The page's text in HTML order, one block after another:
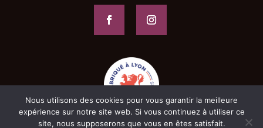
Nous utilisons des cookies pour vous garantir la meilleure
expérience sur notre site web. Si vous continuez à utiliser ce
site, nous supposerons que vous en êtes satisfait.